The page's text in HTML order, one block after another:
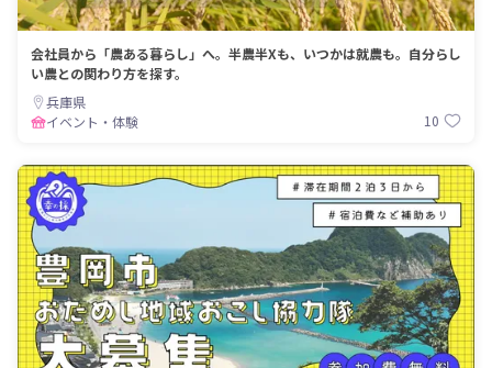
会社員から「農ある暮らし」へ。半農半Xも、いつかは就農も。自分らし
い農との関わり方を探す。
兵庫県
イベント・体験
10